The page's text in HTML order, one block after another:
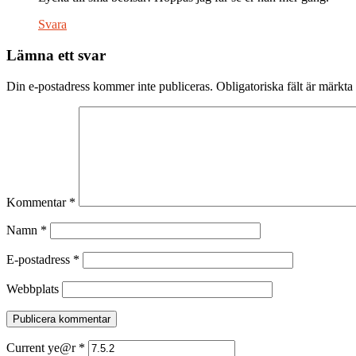
Svara
Lämna ett svar
Din e-postadress kommer inte publiceras. Obligatoriska fält är märkta
Kommentar *
Namn *
E-postadress *
Webbplats
Current ye@r *